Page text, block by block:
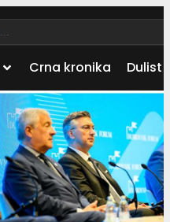
Crna kronika Dulist